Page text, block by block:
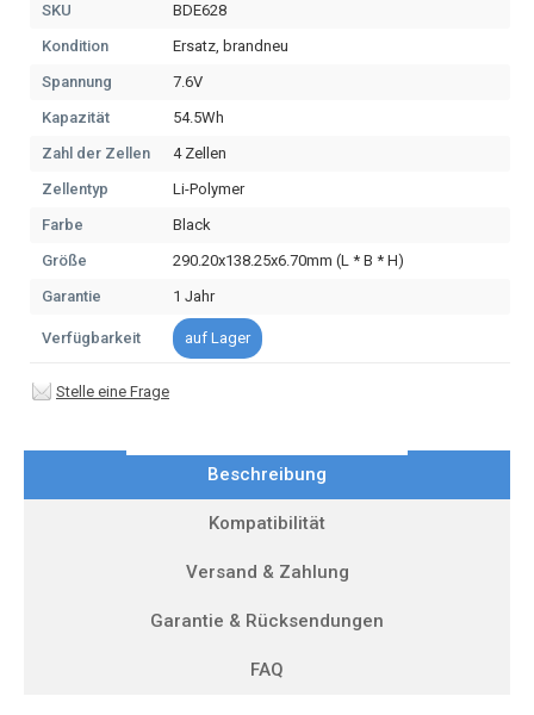
SKU
BDE628
Kondition
Ersatz, brandneu
Spannung
7.6V
Kapazität
54.5Wh
Zahl der Zellen
4 Zellen
Zellentyp
Li-Polymer
Farbe
Black
Größe
290.20x138.25x6.70mm (L * B * H)
Garantie
1 Jahr
Verfügbarkeit auf Lager
Stelle eine Frage
Beschreibung
Kompatibilität
Versand & Zahlung
Garantie & Rücksendungen
FAQ